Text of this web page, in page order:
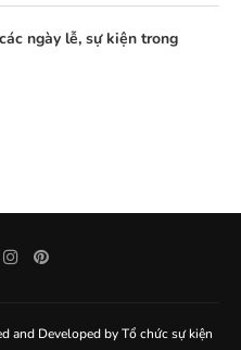
ngày lễ, sự kiện trong
and Developed byTổ chức sự kiện